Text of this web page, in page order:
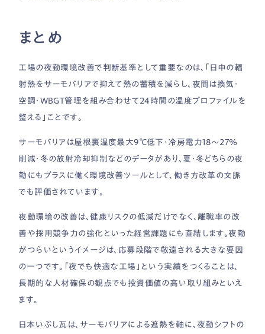
まとめ
工場の夜勤環境改善で判断基準として重要なのは、「日中の輻
射熱をサーモバリアで抑えて熱の蓄積を減らし、夜間は換気・
空調・WBGT管理を組み合わせて24時間の温度プロファイルを
整える」ことです。
サーモバリアは屋根裏温度最大9℃低下・冷房電力18〜27％
削減・冬の放射冷却抑制などのデータがあり、夏・冬どちらの夜
勤にもプラスに働く環境改善ツールとして、働き方改革の文脈
でも評価されています。
夜勤環境の改善は、健康リスクの低減だけでなく、離職率の改
善や採用競争力の強化といった経営課題にも直結します。夜勤
がつらいというイメージは、応募段階で敬遠される大きな要因
の一つです。「夜でも快適な工場」という実績をつくることは、
長期的な人材確保の観点でも投資価値の高い取り組みといえ
ます。
日本いぶし瓦は、サーモバリアによる遮熱を軸に、夜勤シフトの